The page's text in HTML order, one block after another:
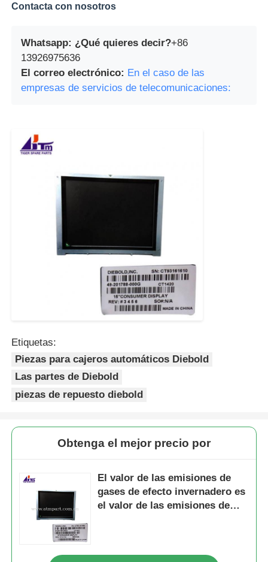
Contacta con nosotros
Whatsapp: ¿Qué quieres decir?+86
13926975636
El correo electrónico: En el caso de las
empresas de servicios de telecomunicaciones:
Etiquetas:
Piezas para cajeros automáticos Diebold
Las partes de Diebold
piezas de repuesto diebold
Obtenga el mejor precio por
El valor de las emisiones de
gases de efecto invernadero es
el valor de las emisiones de